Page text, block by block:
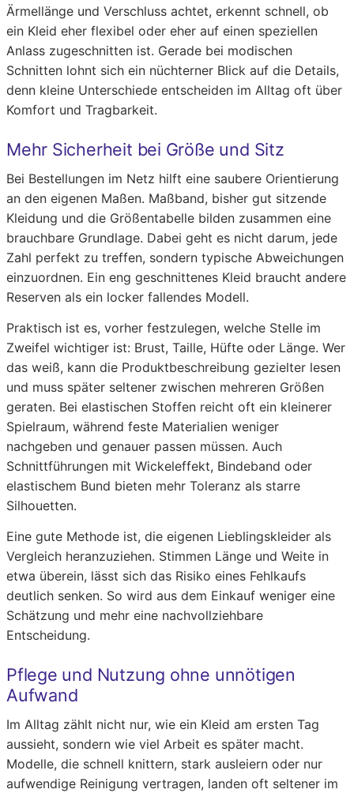
Ärmellänge und Verschluss achtet, erkennt schnell, ob
ein Kleid eher flexibel oder eher auf einen speziellen
Anlass zugeschnitten ist. Gerade bei modischen
Schnitten lohnt sich ein nüchterner Blick auf die Details,
denn kleine Unterschiede entscheiden im Alltag oft über
Komfort und Tragbarkeit.
Mehr Sicherheit bei Größe und Sitz
Bei Bestellungen im Netz hilft eine saubere Orientierung
an den eigenen Maßen. Maßband, bisher gut sitzende
Kleidung und die Größentabelle bilden zusammen eine
brauchbare Grundlage. Dabei geht es nicht darum, jede
Zahl perfekt zu treffen, sondern typische Abweichungen
einzuordnen. Ein eng geschnittenes Kleid braucht andere
Reserven als ein locker fallendes Modell.
Praktisch ist es, vorher festzulegen, welche Stelle im
Zweifel wichtiger ist: Brust, Taille, Hüfte oder Länge. Wer
das weiß, kann die Produktbeschreibung gezielter lesen
und muss später seltener zwischen mehreren Größen
geraten. Bei elastischen Stoffen reicht oft ein kleinerer
Spielraum, während feste Materialien weniger
nachgeben und genauer passen müssen. Auch
Schnittführungen mit Wickeleffekt, Bindeband oder
elastischem Bund bieten mehr Toleranz als starre
Silhouetten.
Eine gute Methode ist, die eigenen Lieblingskleider als
Vergleich heranzuziehen. Stimmen Länge und Weite in
etwa überein, lässt sich das Risiko eines Fehlkaufs
deutlich senken. So wird aus dem Einkauf weniger eine
Schätzung und mehr eine nachvollziehbare
Entscheidung.
Pflege und Nutzung ohne unnötigen
Aufwand
Im Alltag zählt nicht nur, wie ein Kleid am ersten Tag
aussieht, sondern wie viel Arbeit es später macht.
Modelle, die schnell knittern, stark ausleiern oder nur
aufwendige Reinigung vertragen, landen oft seltener im